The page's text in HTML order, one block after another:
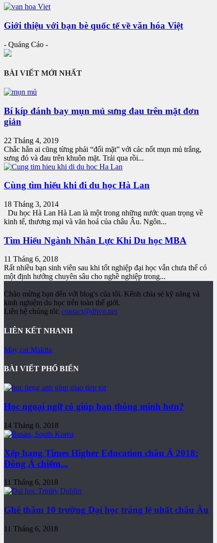
Giới thiệu với bạn bè quốc tế về văn hóa Việt
- Quảng Cáo -
BÀI VIẾT MỚI NHẤT
Bí kíp đánh bay mụn mủ sưng đau trên mặt đơn
giản
22 Tháng 4, 2019
Chắc hẳn ai cũng từng phải “đối mặt” với các nốt mụn mủ trắng,
sưng đỏ và đau trên khuôn mặt. Trải qua rồi...
Cùng tìm hiểu khi đi du học Hà Lan
18 Tháng 3, 2014
Du học Hà Lan Hà Lan là một trong những nước quan trọng về
kinh tế, thương mại và văn hoá của châu Âu. Ngôn...
Tìm Hiểu Ngành Nhân Lực Khi Du học MBA
11 Tháng 6, 2018
Rất nhiều bạn sinh viên sau khi tốt nghiệp đại học vẫn chưa thể có
một định hướng chuyên sâu cho nghề nghiệp trong...
Chào mừng bạn đến với blog's của tôi. Kênh chia sẻ kỹ năng và
kinh nghiệm du học trên toàn thế giới.
Liên hệ chúng tôi: contact@dhvn.net
LIÊN KẾT NHANH
May cat Makita
BÀI VIẾT PHỔ BIẾN
Học ngoại ngữ có giúp bạn thông minh hơn?
14 Tháng 6, 2018
Xếp hạng Times Higher Education châu Á 2018:
Đông Á chiếm...
11 Tháng 6, 2018
Ghé thăm 10 trường Đại học tráng lệ nhất châu Âu
11 Tháng 6, 2018